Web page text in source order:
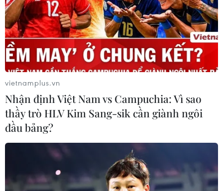
biển Hormuz trong 60 ngày
06/08/2026 12:25
Israel thử nghiệm tên lửa Arrow giữa
06/08/2026 11:17
Iran cảnh báo đáp trả nhằm vào hạ
tầng năng lượng khu vực nếu bị tấn
06/08/2026 04:37
vietnamplus.vn
Nhận định Việt Nam vs Campuchia: Vì sao
thầy trò HLV Kim Sang-sik cần giành ngôi
đầu bảng?